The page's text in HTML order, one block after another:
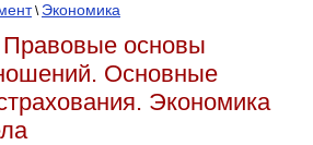
\ Экономика
основы
Основные
Экономика